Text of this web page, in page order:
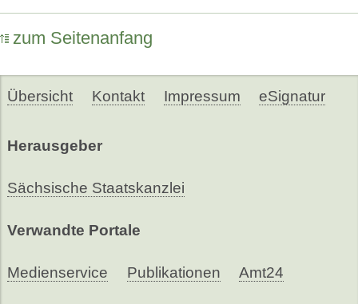
zum Seitenanfang
Übersicht Kontakt Impressum eSignatur
Herausgeber
Sächsische Staatskanzlei
Verwandte Portale
Medienservice Publikationen Amt24